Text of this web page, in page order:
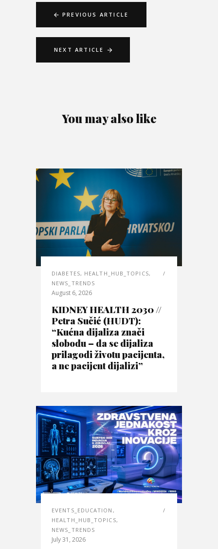
PREVIOUS ARTICLE
NEXT ARTICLE
You may also like
DIABETES, HEALTH_HUB_TOPICS,
NEWS_TRENDS
August 6, 2026
KIDNEY HEALTH 2030 //
Petra Sučić (HUDT):
“Kućna dijaliza znači
slobodu – da se dijaliza
prilagodi životu pacijenta,
a ne pacijent dijalizi”
EVENTS_EDUCATION ,
HEALTH_HUB_TOPICS,
NEWS_TRENDS
July 31, 2026